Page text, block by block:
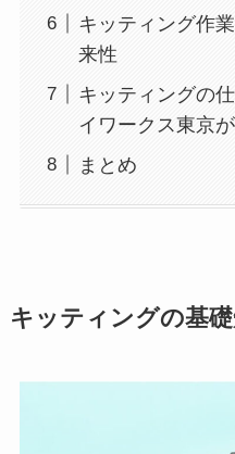
キッティング作
来性
キッティングの
イワークス東京
まとめ
キッティングの基